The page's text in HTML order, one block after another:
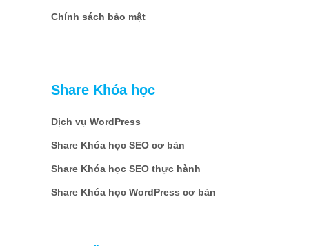
Chính sách bảo mật
Share Khóa học
Dịch vụ WordPress
Share Khóa học SEO cơ bản
Share Khóa học SEO thực hành
Share Khóa học WordPress cơ bản